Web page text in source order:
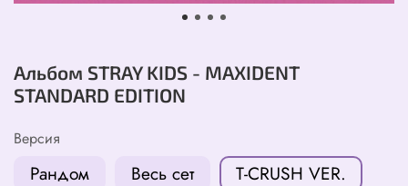
Альбом STRAY KIDS - MAXIDENT
STANDARD EDITION
Версия
Рандом Весь сет
T-CRUSH VER.